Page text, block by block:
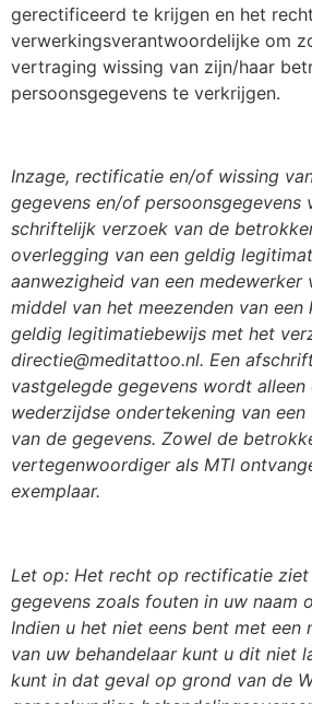
gerectificeerd te krijgen en het
verwerkingsverantwoordelijke om
vertraging wissing van zijn/haar
persoonsgegevens te verkrijgen.
Inzage, rectificatie en/of wissing
gegevens en/of persoonsgegevens
schriftelijk verzoek van de
overlegging van een geldig
aanwezigheid van een medewerker
middel van het meezenden van een
geldig legitimatiebewijs met het
directie@meditattoo.nl. Een
vastgelegde gegevens wordt
wederzijdse ondertekening van
van de gegevens. Zowel de
vertegenwoordiger als MTI
exemplaar.
Let op: Het recht op rectificatie
gegevens zoals fouten in uw naam
Indien u het niet eens bent met een
van uw behandelaar kunt u dit niet
kunt in dat geval op grond van de